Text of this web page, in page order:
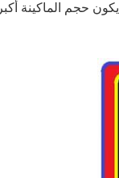
حجم الماكينة أكبر